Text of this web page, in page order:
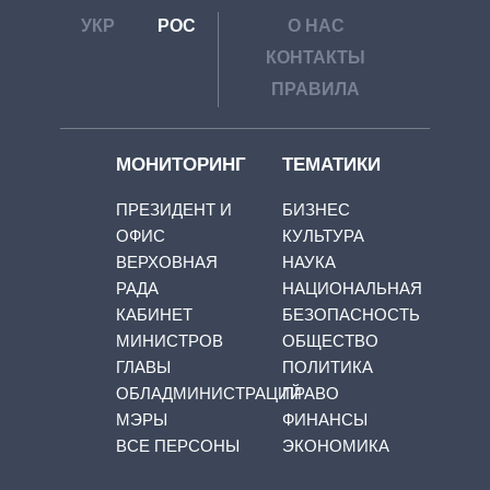
УКР РОС
О НАС
КОНТАКТЫ
ПРАВИЛА
МОНИТОРИНГ
ПРЕЗИДЕНТ И
ОФИС
ВЕРХОВНАЯ
РАДА
КАБИНЕТ
МИНИСТРОВ
ГЛАВЫ
ОБЛАДМИНИСТРАЦИЙ
МЭРЫ
ВСЕ ПЕРСОНЫ
ТЕМАТИКИ
БИЗНЕС
КУЛЬТУРА
НАУКА
НАЦИОНАЛЬНАЯ
БЕЗОПАСНОСТЬ
ОБЩЕСТВО
ПОЛИТИКА
ПРАВО
ФИНАНСЫ
ЭКОНОМИКА